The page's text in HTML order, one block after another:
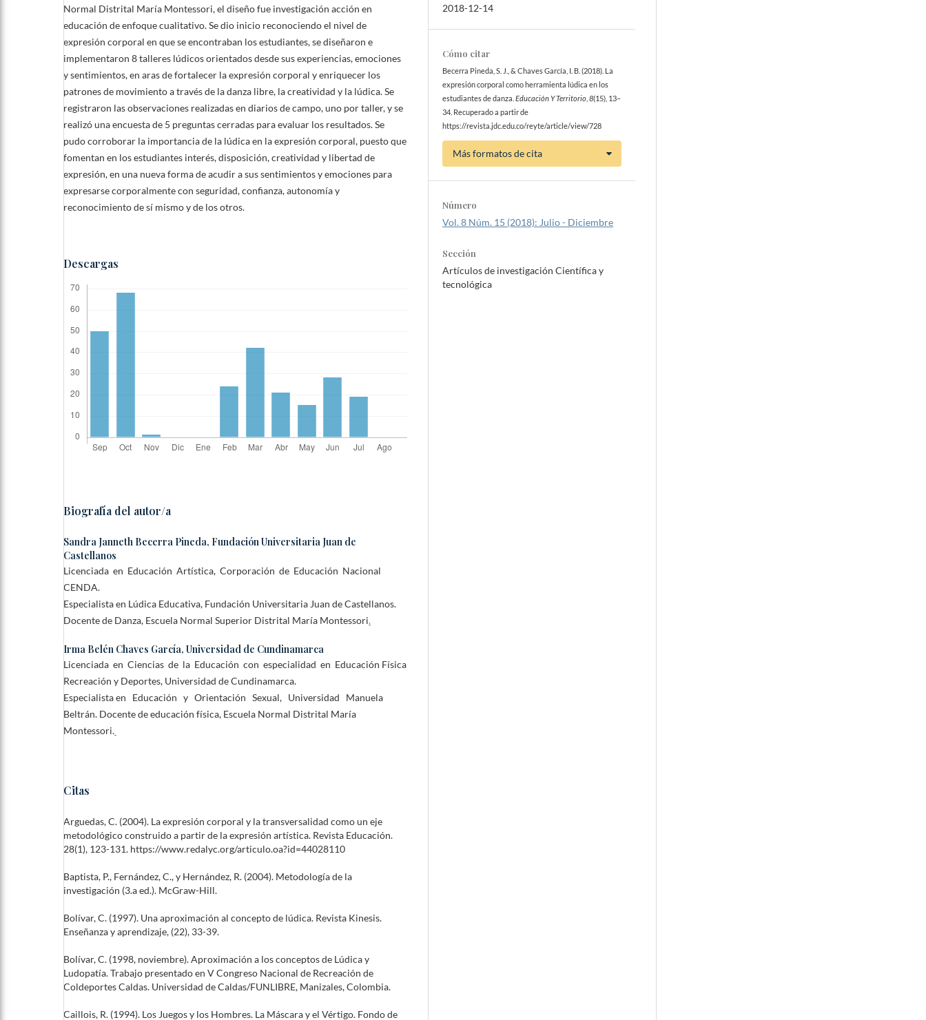
Normal Distrital María Montessori, el diseño fue investigación acción en
educación de enfoque cualitativo. Se dio inicio reconociendo el nivel de
expresión corporal en que se encontraban los estudiantes, se diseñaron e
implementaron 8 talleres lúdicos orientados desde sus experiencias, emociones
y sentimientos, en aras de fortalecer la expresión corporal y enriquecer los
patrones de movimiento a través de la danza libre, la creatividad y la lúdica. Se
registraron las observaciones realizadas en diarios de campo, uno por taller, y se
realizó una encuesta de 5 preguntas cerradas para evaluar los resultados. Se
pudo corroborar la importancia de la lúdica en la expresión corporal, puesto que
fomentan en los estudiantes interés, disposición, creatividad y libertad de
expresión, en una nueva forma de acudir a sus sentimientos y emociones para
expresarse corporalmente con seguridad, confianza, autonomía y
reconocimiento de sí mismo y de los otros.
Descargas
Biografía del autor/a
Sandra Janneth Becerra Pineda, Fundación Universitaria Juan de
Castellanos
Licenciada en Educación Artística, Corporación de Educación Nacional
CENDA.
Especialista en Lúdica Educativa, Fundación Universitaria Juan de Castellanos.
Docente de Danza, Escuela Normal Superior Distrital María Montessori.
Irma Belén Chaves García, Universidad de Cundinamarca
Licenciada en Ciencias de la Educación con especialidad en Educación Física
Recreación y Deportes, Universidad de Cundinamarca.
Especialista en Educación y Orientación Sexual, Universidad Manuela
Beltrán. Docente de educación física, Escuela Normal Distrital María
Montessori.
Citas
Arguedas, C. (2004). La expresión corporal y la transversalidad como un eje
metodológico construido a partir de la expresión artística. Revista Educación.
28(1), 123-131. https://www.redalyc.org/articulo.oa?id=44028110
Baptista, P., Fernández, C., y Hernández, R. (2004). Metodología de la
investigación (3.a ed.). McGraw-Hill.
Bolívar, C. (1997). Una aproximación al concepto de lúdica. Revista Kinesis.
Enseñanza y aprendizaje, (22), 33-39.
Bolívar, C. (1998, noviembre). Aproximación a los conceptos de Lúdica y
Ludopatía. Trabajo presentado en V Congreso Nacional de Recreación de
Coldeportes Caldas. Universidad de Caldas/FUNLIBRE, Manizales, Colombia.
Caillois, R. (1994). Los Juegos y los Hombres. La Máscara y el Vértigo. Fondo de
2018-12-14
Cómo citar
Becerra Pineda, S. J., & Chaves García, I. B. (2018). La
expresión corporal como herramienta lúdica en los
estudiantes de danza.Educación Y Territorio,8(15), 13–
34. Recuperado a partir de
https://revista.jdc.edu.co/reyte/article/view/728
Más formatos de cita
Número
Vol. 8 Núm. 15 (2018): Julio - Diciembre
Sección
Artículos de investigación Científica y
tecnológica